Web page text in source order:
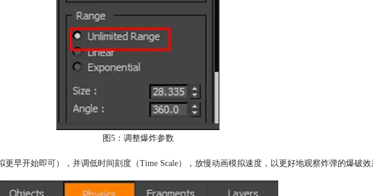
图5：调整爆炸参数
早开始即可），并调低时间刻度（Time Scale），放慢动画模拟速度，以更好地观察炸弹的爆破效